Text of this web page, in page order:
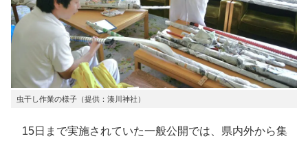
虫干し作業の様子（提供：湊川神社）
15日まで実施されていた一般公開では、県内外から集